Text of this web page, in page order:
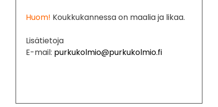
Huom! Koukkukannessa on maalia ja likaa.
Lisätietoja
E-mail: purkukolmio@purkukolmio.fi